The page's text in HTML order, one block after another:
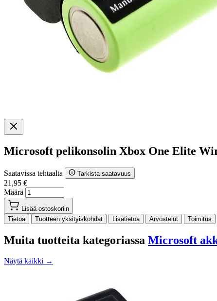
Microsoft pelikonsolin Xbox One Elite
Saatavissa tehtaalta Tarkista saatavuus
21,95 €
Määrä
Lisää ostoskoriin
Tietoa
Tuotteen yksityiskohdat Lisätietoa Arvostelut Toimitus
Muita tuotteita kategoriassa Microsoft
Näytä kaikki →